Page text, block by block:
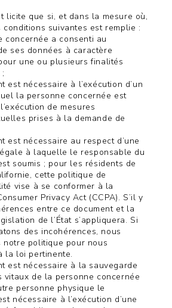
licite que si, et dans la mesure où,
conditions suivantes est remplie :
concernée a consenti au
ses données à caractère
une ou plusieurs finalités
est nécessaire à l’exécution d’un
la personne concernée est
de mesures
prises à la demande de
est nécessaire au respect d’une
à laquelle le responsable du
soumis ; pour les résidents de
cette politique de
vise à se conformer à la
Privacy Act (CCPA). S’il y
entre ce document et la
de l’État s’appliquera. Si
des incohérences, nous
notre politique pour nous
la loi pertinente.
est nécessaire à la sauvegarde
vitaux de la personne concernée
personne physique le
nécessaire à l’exécution d’une